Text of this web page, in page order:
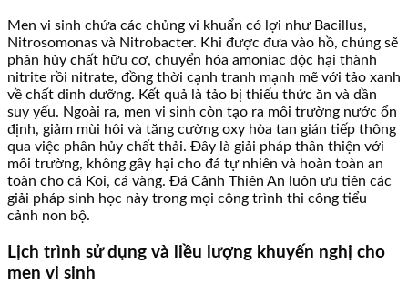
Men vi sinh chứa các chủng vi khuẩn có lợi như Bacillus,
Nitrosomonas và Nitrobacter. Khi được đưa vào hồ, chúng sẽ
phân hủy chất hữu cơ, chuyển hóa amoniac độc hại thành
nitrite rồi nitrate, đồng thời cạnh tranh mạnh mẽ với tảo xanh
về chất dinh dưỡng. Kết quả là tảo bị thiếu thức ăn và dần
suy yếu. Ngoài ra, men vi sinh còn tạo ra môi trường nước ổn
định, giảm mùi hôi và tăng cường oxy hòa tan gián tiếp thông
qua việc phân hủy chất thải. Đây là giải pháp thân thiện với
môi trường, không gây hại cho đá tự nhiên và hoàn toàn an
toàn cho cá Koi, cá vàng. Đá Cảnh Thiên An luôn ưu tiên các
giải pháp sinh học này trong mọi công trình thi công tiểu
cảnh non bộ.
Lịch trình sử dụng và liều lượng khuyến nghị cho
men vi sinh